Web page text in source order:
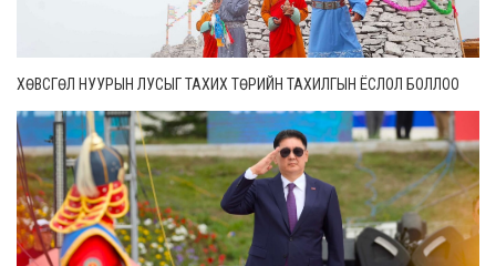
ХӨВСГӨЛ НУУРЫН ЛУСЫГ ТАХИХ ТӨРИЙН ТАХИЛГЫН ЁСЛОЛ БОЛЛОО